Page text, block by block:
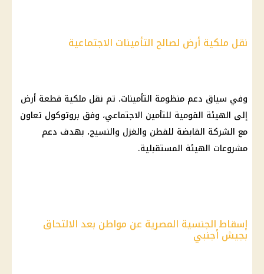
نقل ملكية أرض لصالح التأمينات الاجتماعية
وفي سياق دعم منظومة التأمينات، تم نقل ملكية قطعة أرض
إلى الهيئة القومية للتأمين الاجتماعي، وفق بروتوكول تعاون
مع الشركة القابضة للقطن والغزل والنسيج، بهدف دعم
مشروعات الهيئة المستقبلية.
إسقاط الجنسية المصرية عن مواطن بعد الالتحاق
بجيش أجنبي